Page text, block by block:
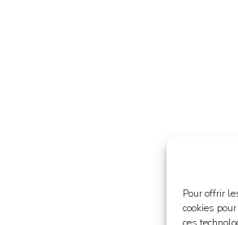
Pour offrir
cookies